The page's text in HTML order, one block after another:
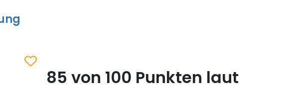
Zum Merkzettel hinzufügen
85 von 100 Punkten laut